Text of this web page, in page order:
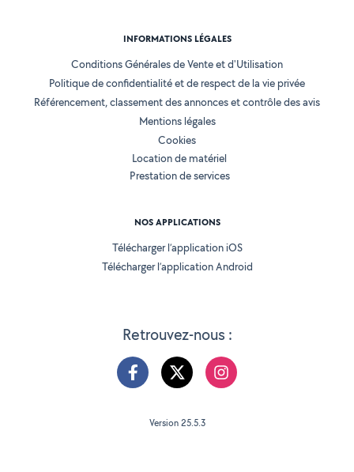
Retrouvez-nous :
INFORMATIONS LÉGALES
Conditions Générales de Vente et d'Utilisation
Politique de confidentialité et de respect de la vie privée
Référencement, classement des annonces et contrôle des avis
Mentions légales
Cookies
Location de matériel
Prestation de services
NOS APPLICATIONS
Télécharger l’application iOS
Télécharger l’application Android
Version 25.5.3